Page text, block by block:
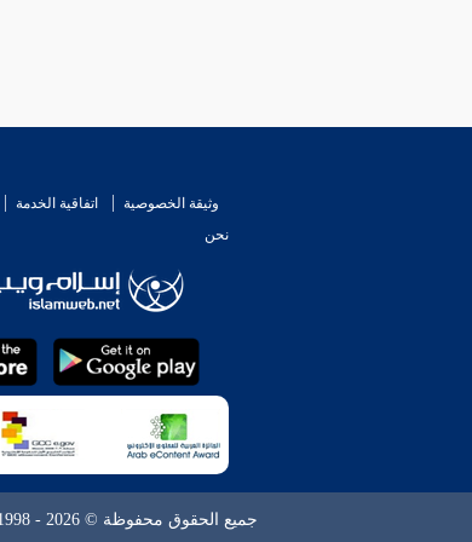
وثيقة الخصوصية اتفاقية الخدمة
نحن
جميع الحقوق محفوظة © 2026 - 1998 لشبكة إسلام ويب